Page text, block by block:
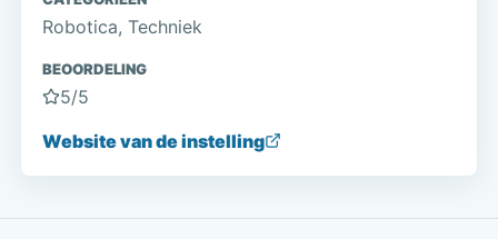
Robotica, Techniek
BEOORDELING
5/5
Website van de instelling